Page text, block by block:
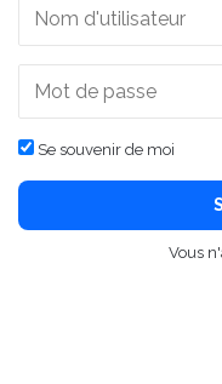
Se souvenir de moi
Vous